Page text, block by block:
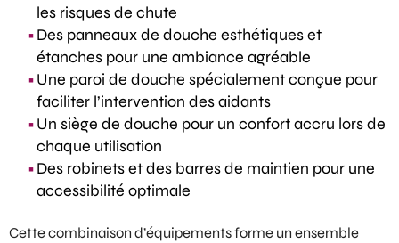
les risques de chute
Des panneaux de douche esthétiques et
étanches pour une ambiance agréable
Une paroi de douche spécialement conçue pour
faciliter l’intervention des aidants
Un siège de douche pour un confort accru lors de
chaque utilisation
Des robinets et des barres de maintien pour une
accessibilité optimale
Cette combinaison d’équipements forme un ensemble